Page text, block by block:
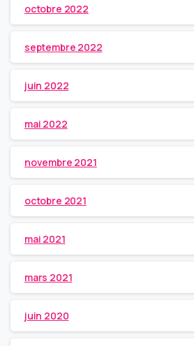
octobre 2022
septembre 2022
juin 2022
mai 2022
novembre 2021
octobre 2021
mai 2021
mars 2021
juin 2020